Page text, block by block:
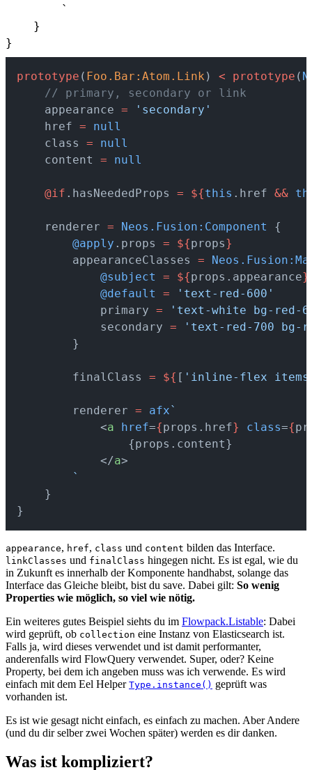
        `
    }
}
prototype ( Foo.Bar:Atom.Link ) < prototype (
    // primary, secondary or link
    appearance
= 'secondary'
    href
= null
    class
= null
    content
= null
    @if
.hasNeededProps = ${this .href &&
    renderer
= Neos.Fusion:Component
{
        @apply
.props = ${props}
        appearanceClasses
=
            @subject
= ${props.appearance}
            @default
= 'text-red-600'
            primary
= 'text-white bg-red-
            secondary
= 'text-red-700 bg-
        }
        finalClass
= ${ [ 'inline-flex
        renderer
= afx`
            <
a href={props.href} class={
                {props.content}
            </
a>
        `
    }
}
appearance, href, class und content bilden das Interface.
linkClasses und finalClass hingegen nicht. Es ist egal, wie du
in Zukunft es innerhalb der Komponente handhabst, solange das
Interface das Gleiche bleibt, bist du save. Dabei gilt: So wenig
Properties wie möglich, so viel wie nötig.
Ein weiteres gutes Beispiel siehts du im Flowpack.Listable: Dabei
wird geprüft, ob collection eine Instanz von Elasticsearch ist.
Falls ja, wird dieses verwendet und ist damit performanter,
anderenfalls wird FlowQuery verwendet. Super, oder? Keine
Property, bei dem ich angeben muss was ich verwende. Es wird
einfach mit dem Eel Helper Type.instance() geprüft was
vorhanden ist.
Es ist wie gesagt nicht einfach, es einfach zu machen. Aber Andere
(und du dir selber zwei Wochen später) werden es dir danken.
Was ist kompliziert?